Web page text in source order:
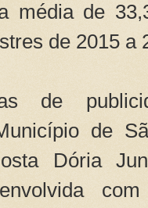
média de
de 2015 a
de
de
Dória